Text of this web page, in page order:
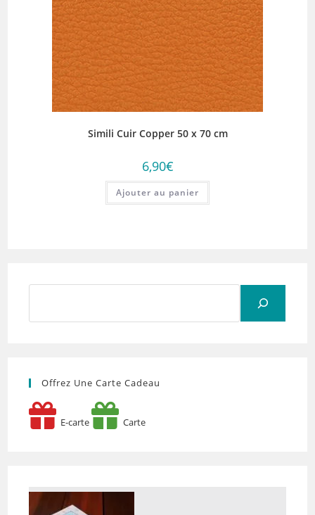
Simili Cuir Copper 50 x 70 cm
6,90€
Ajouter au panier
Offrez Une Carte Cadeau
E-carte Carte